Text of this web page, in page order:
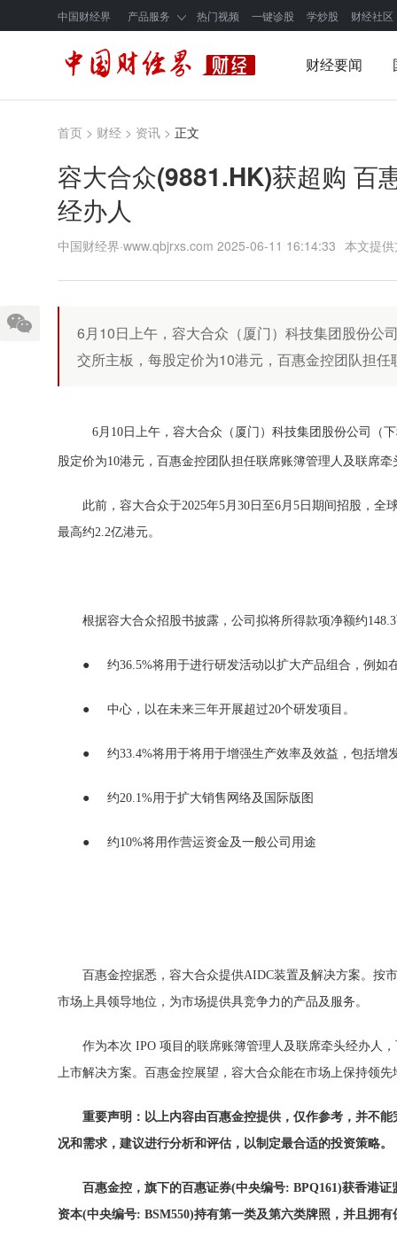
中国财经界 产品服务 热门视频 一键诊股 学炒股 财经社区
财经要闻
首页 > 财经 > 资讯 > 正文
容大合众(9881.HK)获超购 百
经办人
中国财经界·www.qbjrxs.com 2025-06-11 16:14:33 本文提
6月10日上午，容大合众（厦门）科技集团股份公
交所主板，每股定价为10港元，百惠金控团队担
6月10日上午，容大合众（厦门）科技集团股份公司（
股定价为10港元，百惠金控团队担任联席账簿管理人及联席
此前，容大合众于2025年5月30日至6月5日期间招股，
最高约2.2亿港元。
根据容大合众招股书披露，公司拟将所得款项净额约
● 约36.5%将用于进行研发活动以扩大产品组合，例如
● 中心，以在未来三年开展超过20个研发项目。
● 约33.4%将用于将用于增强生产效率及效益，包括增
● 约20.1%用于扩大销售网络及国际版图
● 约10%将用作营运资金及一般公司用途
百惠金控据悉，容大合众提供AIDC装置及解决方案。按
市场上具领导地位，为市场提供具竞争力的产品及服务。
作为本次 IPO 项目的联席账簿管理人及联席牵头经办人
上市解决方案。百惠金控展望，容大合众能在市场上保持领
重要声明：以上内容由百惠金控提供，仅作参考，并不
况和需求，建议进行分析和评估，以制定最合适的投资策略。
百惠金控，旗下的百惠证券(中央编号: BPQ161)获香港
资本(中央编号: BSM550)持有第一类及第六类牌照，并且拥有